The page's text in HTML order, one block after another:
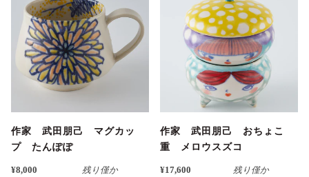
作家 武田朋己 マグカッ
プ たんぽぽ
¥8,000 残り僅か
作家 武田朋己 おちょこ
重 メロウスズコ
¥17,600 残り僅か